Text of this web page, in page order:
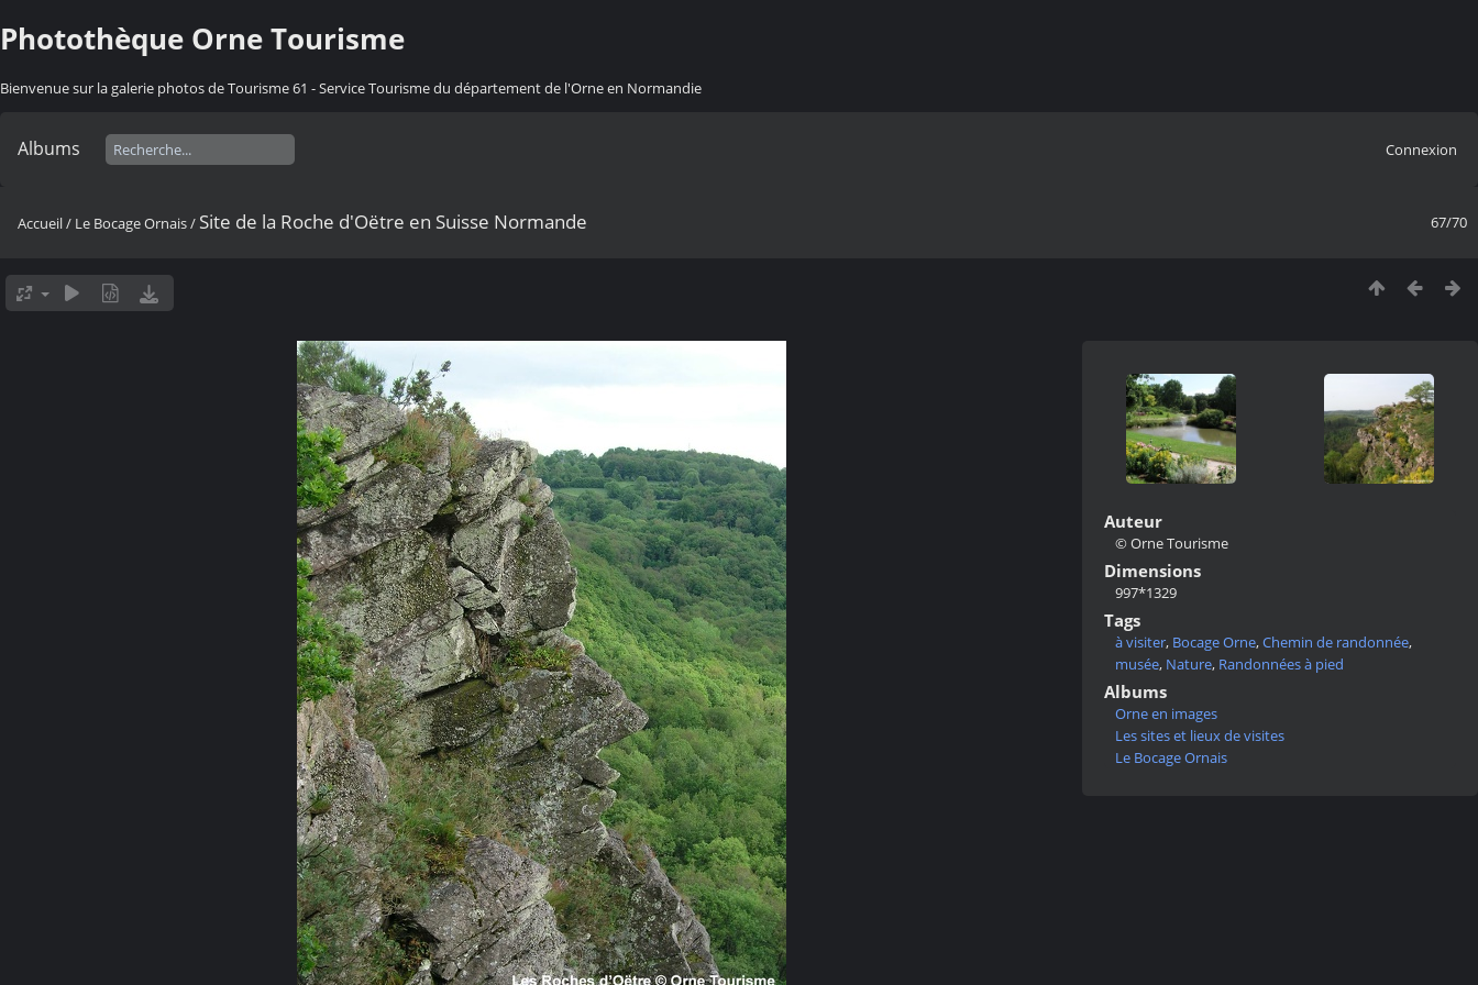
Photothèque Orne Tourisme
Bienvenue sur la galerie photos de Tourisme 61 - Service Tourisme du département de l'Orne en Normandie
Albums Connexion
67/70
Accueil/ Le Bocage Ornais/ Site de la Roche d'Oëtre en Suisse Normande
Auteur
© Orne Tourisme
Dimensions
997*1329
Tags
à visiter, Bocage Orne,Chemin de randonnée,
musée, Nature, Randonnées à pied
Albums
Orne en images
Les sites et lieux de visites
Le Bocage Ornais